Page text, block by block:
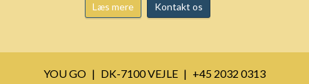
Læs mere Kontakt os
YOU GO DK-7100 VEJLE
+45 2032 0313